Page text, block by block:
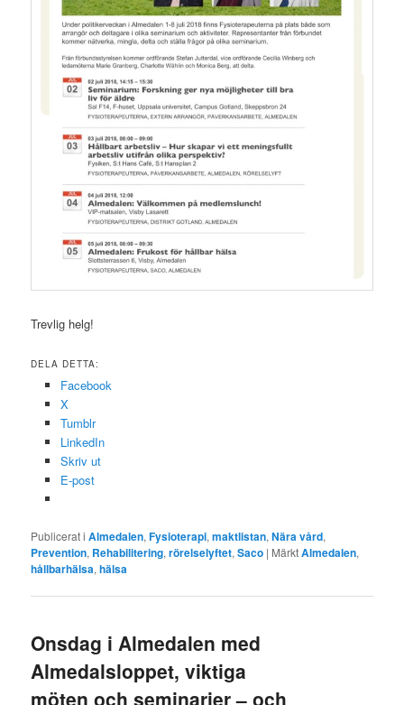
Trevlig helg!
DELA DETTA:
Facebook
X
Tumblr
LinkedIn
Skriv ut
E-post
Publicerat i Almedalen,Fysioterapi,maktlistan,Nära vård,
Prevention, Rehabilitering,rörelselyftet,Saco | MärktAlmedalen,
hållbarhälsa,hälsa
Onsdag i Almedalen med
Almedalsloppet, viktiga
möten och seminarier – och